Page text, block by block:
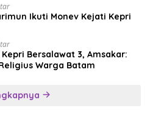
Ikuti Monev Kejati Kepri
Bersalawat 3, Amsakar:
Warga Batam